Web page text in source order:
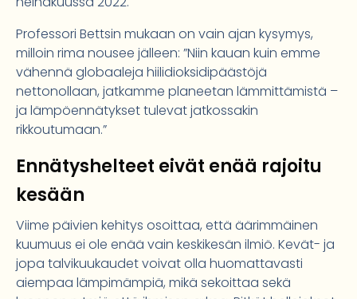
Professori Bettsin mukaan on vain ajan kysymys,
milloin rima nousee jälleen: ”Niin kauan kuin emme
vähennä globaaleja hiilidioksidipäästöjä
nettonollaan, jatkamme planeetan lämmittämistä –
ja lämpöennätykset tulevat jatkossakin
rikkoutumaan.”
Ennätyshelteet eivät enää rajoitu
kesään
Viime päivien kehitys osoittaa, että äärimmäinen
kuumuus ei ole enää vain keskikesän ilmiö. Kevät- ja
jopa talvikuukaudet voivat olla huomattavasti
aiempaa lämpimämpiä, mikä sekoittaa sekä